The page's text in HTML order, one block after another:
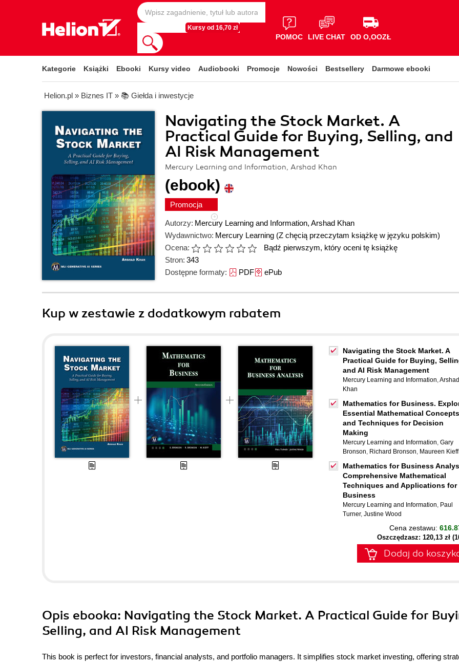
Kursy od 16,70 zł
POMOC LIVE CHAT OD O,OOZŁ
Kategorie Książki Ebooki Kursy video Audiobooki Promocje Nowości Bestsellery Darmowe ebooki
Helion.pl » Biznes IT » 📚 Giełda i inwestycje
Navigating the Stock Market. A
Practical Guide for Buying, Selling, and
AI Risk Management
Mercury Learning and Information, Arshad Khan
(ebook)
Promocja
Autorzy: Mercury Learning and Information, Arshad Khan
Wydawnictwo: Mercury Learning (Z chęcią przeczytam książkę w języku polskim)
Ocena:
Bądź pierwszym, który oceni tę książkę
Stron: 343
Dostępne formaty: PDFePub
Kup w zestawie z dodatkowym rabatem
Navigating the Stock Market. A
Practical Guide for Buying,
and AI Risk Management
Mercury Learning and Information,Arshad
Khan
Mathematics for Business.
Essential Mathematical Concepts
and Techniques for Decision
Making
Mercury Learning and Information, Gary
Bronson, Richard Bronson, Maureen Kieff
Mathematics for Business
Comprehensive Mathematical
Techniques and Applications for
Business
Mercury Learning and Information, Paul
Turner, Justine Wood
Cena zestawu:
Oszczędzasz: 120,13 zł
Dodaj do
Opis ebooka: Navigating the Stock Market. A Practical Guide for
Selling, and AI Risk Management
This book is perfect for investors, financial analysts, and portfolio managers. It simplifies stock market investing, offering